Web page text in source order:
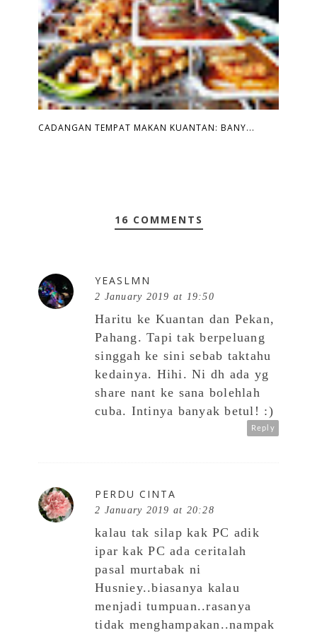
CADANGAN TEMPAT MAKAN KUANTAN: BANY...
16 COMMENTS
YEASLMN
2 January 2019 at 19:50
Haritu ke Kuantan dan Pekan,
Pahang. Tapi tak berpeluang
singgah ke sini sebab taktahu
kedainya. Hihi. Ni dh ada yg
share nant ke sana bolehlah
cuba. Intinya banyak betul! :)
Reply
PERDU CINTA
2 January 2019 at 20:28
kalau tak silap kak PC adik
ipar kak PC ada ceritalah
pasal murtabak ni
Husniey..biasanya kalau
menjadi tumpuan..rasanya
tidak menghampakan..nampak